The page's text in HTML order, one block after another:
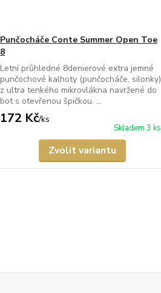
Punčocháče Conte Summer Open Toe
8
Letní průhledné 8denierové extra jemné
punčochové kalhoty (punčocháče, silonky)
z ultra tenkého mikrovlákna navržené do
bot s otevřenou špičkou. ...
172 Kč/ks
Skladem 3 ks
Zvolit variantu